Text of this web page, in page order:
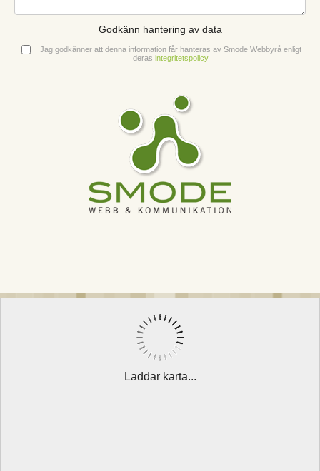
Godkänn hantering av data
Jag godkänner att denna information får hanteras av Smode Webbyrå enligt
deras integritetspolicy
Laddar karta...